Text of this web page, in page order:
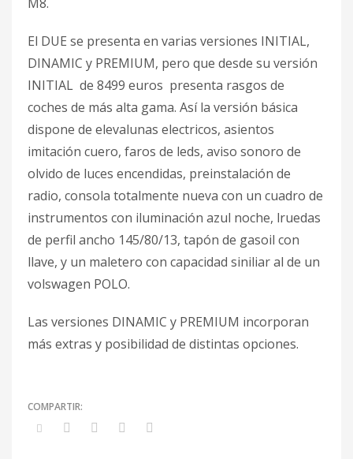
El DUE se presenta en varias versiones INITIAL,
DINAMIC y PREMIUM, pero que desde su versión
INITIAL de 8499 euros presenta rasgos de
coches de más alta gama. Así la versión básica
dispone de elevalunas electricos, asientos
imitación cuero, faros de leds, aviso sonoro de
olvido de luces encendidas, preinstalación de
radio, consola totalmente nueva con un cuadro de
instrumentos con iluminación azul noche, lruedas
de perfil ancho 145/80/13, tapón de gasoil con
llave, y un maletero con capacidad siniliar al de un
volswagen POLO.
Las versiones DINAMIC y PREMIUM incorporan
más extras y posibilidad de distintas opciones.